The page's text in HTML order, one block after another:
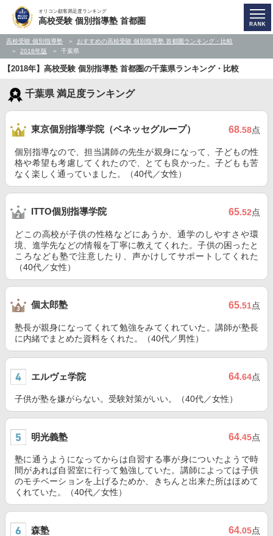
オリコン顧客満足度ランキング
高校受験 個別指導塾 首都圏
高校受験 個別指導塾
おすすめの高校受験 個別指導塾 首都圏ランキング・比較
2018年版
千葉県
【2018年】高校受験 個別指導塾 首都圏の千葉県ランキング・比較
千葉県 満足度ランキング
東京個別指導学院（ベネッセグループ） 68.58点
個別指導なので、担当講師の先生が親身になって、子どもの性
格や希望も考慮してくれたので、とても良かった。子どもも苦
なく楽しく通っていました。（40代／女性）
ITTO個別指導学院 65.52点
どこの高校が子供の性格などにあうか、通学のしやすさや環
境、進学先などの情報を丁寧に教えてくれた。子供の困ったと
ころなども塾で注意したり、声かけしてサポートしてくれた
（40代／女性）
個太郎塾 65.51点
塾長が親身になってくれて勉強をみてくれていた。講師が塾長
に内緒でまとめた資料をくれた。（40代／男性）
エルヴェ学院 64.64点
子供が塾を嫌がらない。受験対策がいい。（40代／女性）
明光義塾 64.45点
塾に通うようになってからは自習する事が身についたようで時
間があれば自習室に行って勉強していた。講師によっては子供
のモチベーションを上げるためか、きちんと出来た所はほめて
くれていた。（40代／女性）
森塾 64.05点